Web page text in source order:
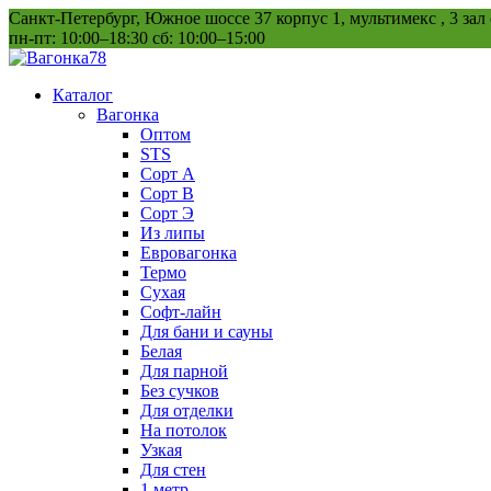
Перейти
к
содержанию
Санкт-Петербург, Южное шоссе 37 корпус 1, мультимекс , 3 зал
пн-пт: 10:00–18:30 сб: 10:00–15:00
Каталог
Вагонка
Оптом
STS
Сорт А
Сорт В
Сорт Э
Из липы
Евровагонка
Термо
Сухая
Софт-лайн
Для бани и сауны
Белая
Для парной
Без сучков
Для отделки
На потолок
Узкая
Для стен